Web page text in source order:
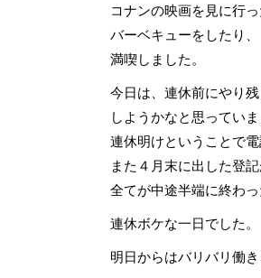
コナンの映画を見に行っ
バーベキューをしたり、
満喫しました。
今日は、連休前にやり
しようかなと思っていま
連休明けということで電
また４月末に出した登
全てが中途半端に終わっ
連休ボケな一日でした。
明日からはバリバリ働き